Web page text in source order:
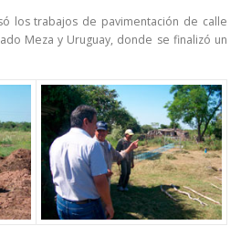
los trabajos de pavimentación de calle
Meza y Uruguay, donde se finalizó un